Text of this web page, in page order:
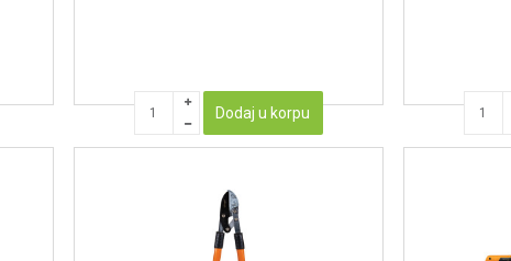
Dodaj u korpu